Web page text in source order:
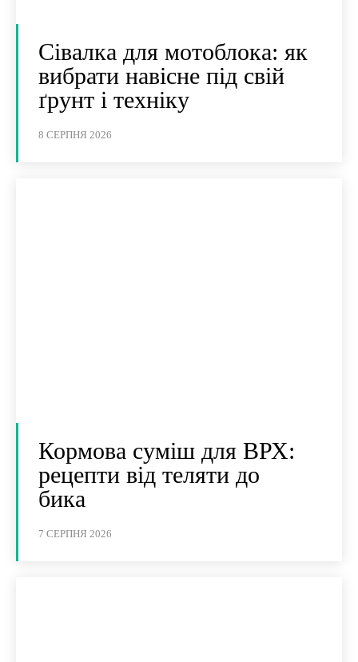
Сівалка для мотоблока: як
вибрати навісне під свій
ґрунт і техніку
8 СЕРПНЯ 2026
Кормова суміш для ВРХ:
рецепти від теляти до
бика
7 СЕРПНЯ 2026